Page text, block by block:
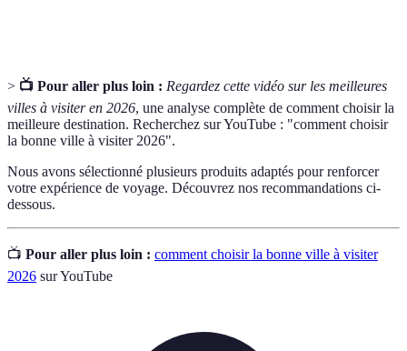
> 📺 Pour aller plus loin : Regardez cette vidéo sur les meilleures
villes à visiter en 2026, une analyse complète de comment choisir la
meilleure destination. Recherchez sur YouTube : "comment choisir
la bonne ville à visiter 2026".
Nous avons sélectionné plusieurs produits adaptés pour renforcer
votre expérience de voyage. Découvrez nos recommandations ci-
dessous.
📺 Pour aller plus loin : comment choisir la bonne ville à visiter
2026 sur YouTube